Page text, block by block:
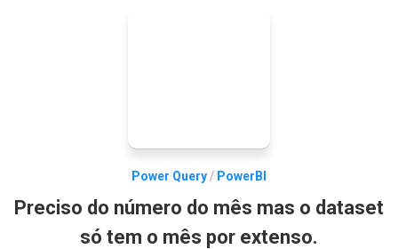
Power Query/ PowerBI
Preciso do número do mês mas o dataset
só tem o mês por extenso.